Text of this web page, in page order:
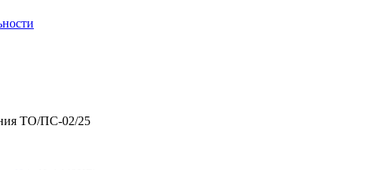
ТО/ПС-02/25